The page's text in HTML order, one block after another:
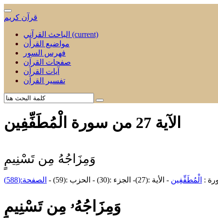
قرآن كريم
(current)
مواضيع القرأن
فهرس السور
صفحات القرآن
آيات القرآن
تفسير القرآن
الآية 27 من سورة الْمُطَفِّفِين
وَمِزَاجُهُ مِن تَسْنِيمٍ
: الْمُطَفِّفِين - الأية :(27)- الجزء :(30) - الحزب :(59) - الصفحة:(588)
وَمِزَاجُهُۥ مِن تَسْنِيمٍ